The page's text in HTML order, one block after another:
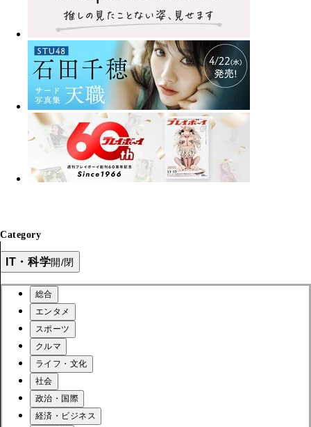
Category
IT・科学開/閉
総合
エンタメ
スポーツ
クルマ
ライフ・文化
社会
政治・国際
経済・ビジネス